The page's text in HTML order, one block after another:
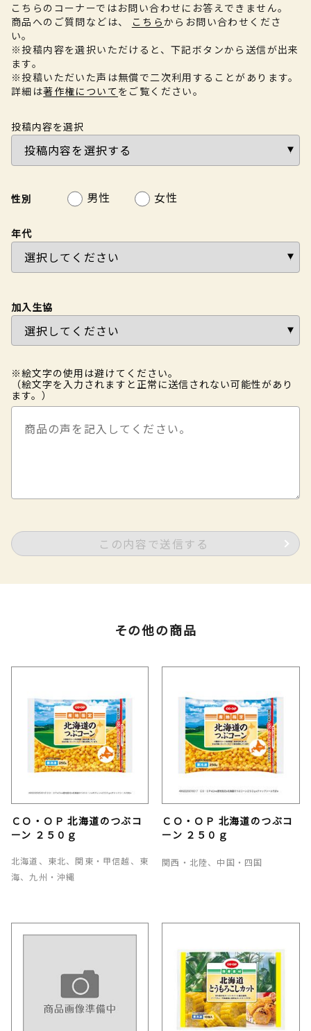
こちらのコーナーではお問い合わせにお答えできません。
商品へのご質問などは、
こちらからお問い合わせくださ
い。
※投稿内容を選択いただけると、下記ボタンから送信が出来
ます。
※投稿いただいた声は無償で二次利用することがあります。
詳細は著作権について をご覧ください。
投稿内容を選択
性別 男性 女性
年代
加入生協
※絵文字の使用は避けてください。
（絵文字を入力されますと正常に送信されない可能性があり
ます。）
この内容で送信する
その他の商品
ＣＯ・ＯＰ 北海道のつぶコ
ーン ２５０ｇ
北海道、東北、関東・甲信越、東
海、九州・沖縄
ＣＯ・ＯＰ 北海道のつぶコ
ーン ２５０ｇ
関西・北陸、中国・四国